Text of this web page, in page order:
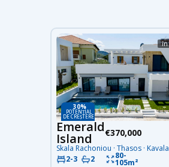
30%
DE CREȘTERE
POTENȚIAL
în
Emerald
Island €370,000
Skala Rachoniou · Thasos ·
2-3
2 80-
105m²